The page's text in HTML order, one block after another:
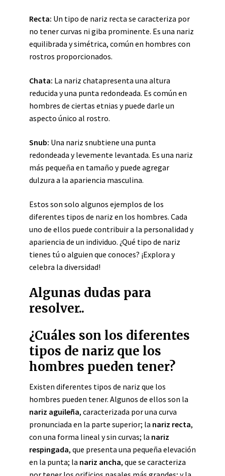
Recta: Un tipo de nariz recta se caracteriza por
no tener curvas ni giba prominente. Es una nariz
equilibrada y simétrica, común en hombres con
rostros proporcionados.
Chata: La nariz chatapresenta una altura
reducida y una punta redondeada. Es común en
hombres de ciertas etnias y puede darle un
aspecto único al rostro.
Snub: Una nariz snubtiene una punta
redondeada y levemente levantada. Es una nariz
más pequeña en tamaño y puede agregar
dulzura a la apariencia masculina.
Estos son solo algunos ejemplos de los
diferentes tipos de nariz en los hombres. Cada
uno de ellos puede contribuir a la personalidad y
apariencia de un individuo. ¿Qué tipo de nariz
tienes tú o alguien que conoces? ¡Explora y
celebra la diversidad!
Algunas dudas para
resolver..
¿Cuáles son los diferentes
tipos de nariz que los
hombres pueden tener?
Existen diferentes tipos de nariz que los
hombres pueden tener. Algunos de ellos son la
nariz aguileña, caracterizada por una curva
pronunciada en la parte superior; la nariz recta,
con una forma lineal y sin curvas; la nariz
respingada, que presenta una pequeña elevación
en la punta; la nariz ancha, que se caracteriza